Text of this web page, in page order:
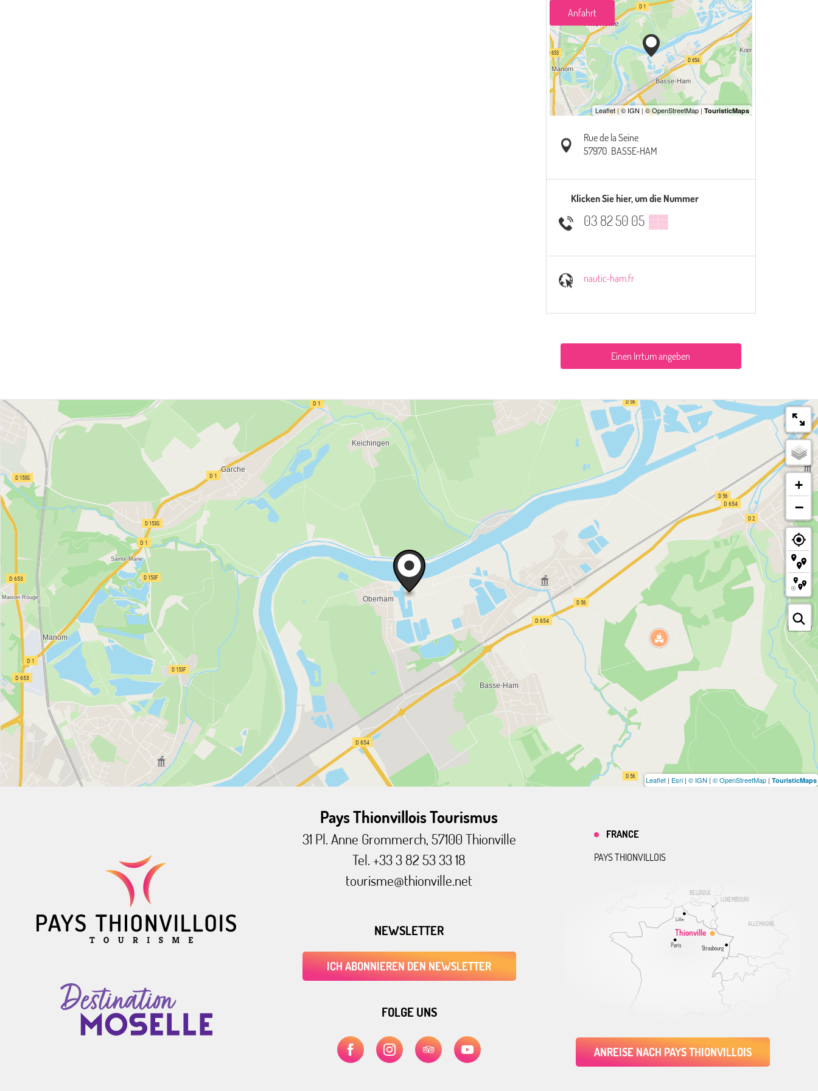
Anfahrt
Rue de la Seine
57970 BASSE-HAM
Klicken Sie hier, um die Nummer
03 82 50 05 ▒▒
nautic-ham.fr
Einen Irrtum angeben
+
−
Leaflet | Esri | © IGN | © OpenStreetMap | TouristicMaps
Pays Thionvillois Tourismus
31 Pl. Anne Grommerch, 57100 Thionville
Tel. +33 3 82 53 33 18
tourisme@thionville.net
NEWSLETTER
ICH ABONNIEREN DEN NEWSLETTER
FOLGE UNS
ALLEMAGNE
BELGIQUE
LUXEMBOURG
Thionville
Lille
Paris Strasbourg
FRANCE
PAYS THIONVILLOIS
ANREISE NACH PAYS THIONVILLOIS